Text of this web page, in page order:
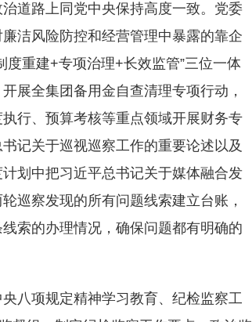
道路上同党中央保持高度一致。党委
廉洁风险防控和经营管理中暴露的靠企
重建+专项治理+长效监管”三位一体
展全集团备用金自查清理专项行动，
行、预算考核等重点领域开展财务专
记关于巡视巡察工作的重要论述以及
划中把习近平总书记关于媒体融合发
巡察发现的所有问题线索建立台账，
索的办理情况，确保问题都有明确的
八项规定精神学习教育、纪检监察工